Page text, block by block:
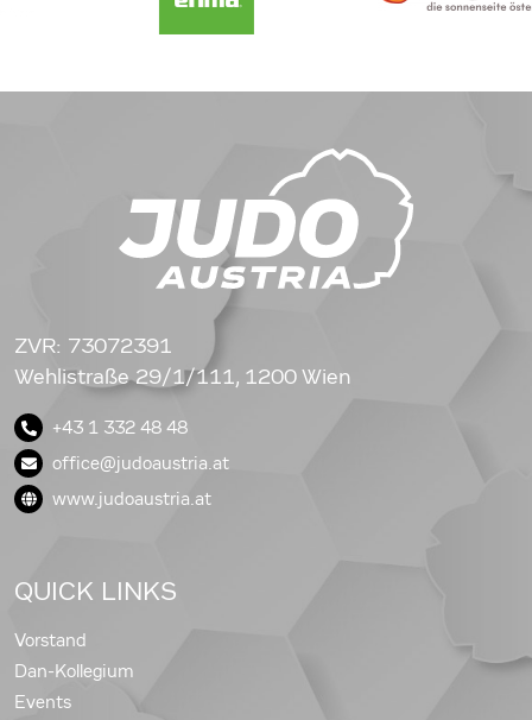
ZVR: 73072391
Wehlistraße 29/1/111, 1200 Wien
+43 1 332 48 48
office@judoaustria.at
www.judoaustria.at
QUICK LINKS
Vorstand
Dan-Kollegium
Events